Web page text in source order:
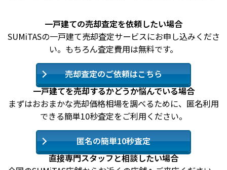
一戸建ての売却査定を依頼したい場合
SUMiTASの一戸建て売却査定サービスにお申し込みくださ
い。もちろん査定費用は無料です。
売却査定のご依頼はこちら
一戸建てを売却するかどうか悩んでいる場合
まずはおおまかな売却価格相場を調べるために、匿名利用
できる簡単10秒査定をご利用ください。
匿名の簡単10秒査定
直接専門スタッフと相談したい場合